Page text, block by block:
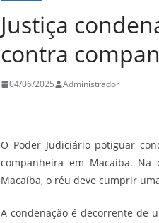
Justiça
contra
04/06/2025 Administrador
O Poder Judiciário potiguar
companheira em Macaíba.
Macaíba, o réu deve cumprir
A condenação é decorrente de